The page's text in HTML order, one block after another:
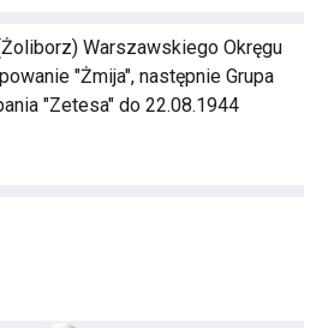
Warszawskiego Okręgu
"Żmija", następnie Grupa
"Zetesa" do 22.08.1944